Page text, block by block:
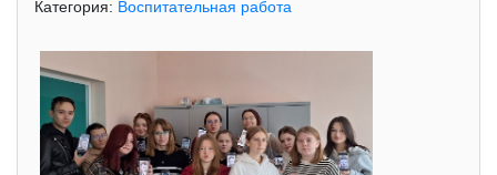
Категория: Воспитательная работа